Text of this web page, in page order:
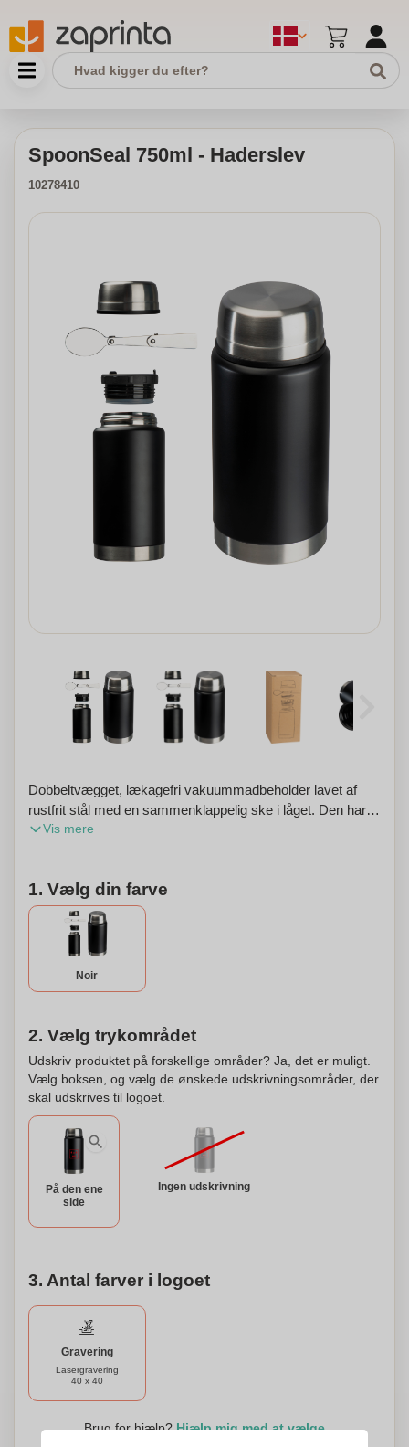
SpoonSeal 750ml - Haderslev
10278410
Dobbeltvægget, lækagefri vakuummadbeholder lavet af
rustfrit stål med en sammenklappelig ske i låget. Den har
en kapacitet på 750 ml og kan personliggøres med dit logo
Vis mere
1. Vælg din farve
Noir
2. Vælg trykområdet
Udskriv produktet på forskellige områder? Ja, det er muligt.
Vælg boksen, og vælg de ønskede udskrivningsområder, der
skal udskrives til logoet.
På den ene
side
Ingen udskrivning
3. Antal farver i logoet
Gravering
Lasergravering
40 x 40
Brug for hjælp?Hjælp mig med at vælge